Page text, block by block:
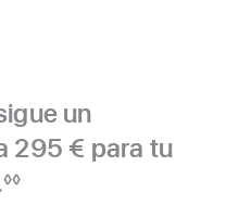
un
295 € para tu
◊◊